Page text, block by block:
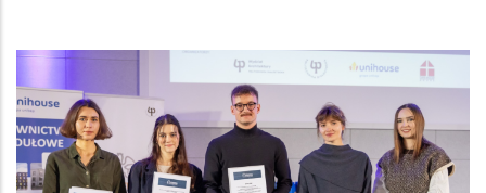
Obraz (old)